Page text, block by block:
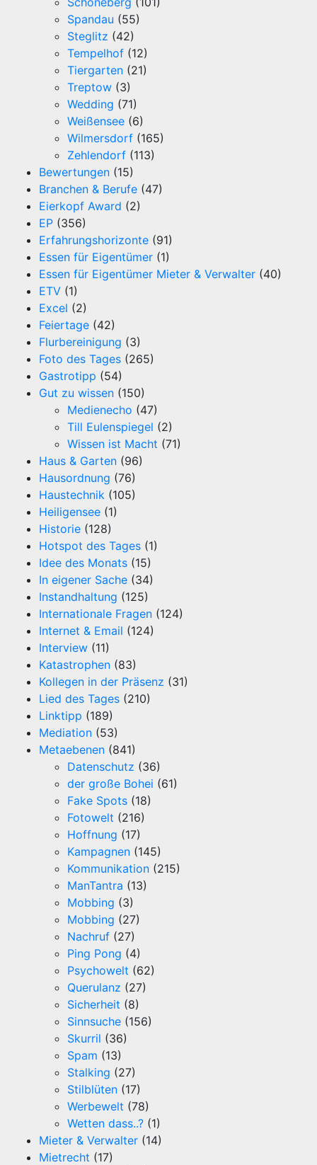
Spandau (55)
Steglitz (42)
Tempelhof (12)
Tiergarten (21)
Treptow (3)
Wedding (71)
Weißensee (6)
Wilmersdorf (165)
Zehlendorf (113)
Bewertungen (15)
Branchen & Berufe (47)
Eierkopf Award (2)
EP (356)
Erfahrungshorizonte (91)
Essen für Eigentümer (1)
Essen für Eigentümer Mieter & Verwalter (40)
ETV (1)
Excel (2)
Feiertage (42)
Flurbereinigung (3)
Foto des Tages (265)
Gastrotipp (54)
Gut zu wissen (150)
Medienecho (47)
Till Eulenspiegel (2)
Wissen ist Macht (71)
Haus & Garten (96)
Hausordnung (76)
Haustechnik (105)
Heiligensee (1)
Historie (128)
Hotspot des Tages (1)
Idee des Monats (15)
In eigener Sache (34)
Instandhaltung (125)
Internationale Fragen (124)
Internet & Email (124)
Interview (11)
Katastrophen (83)
Kollegen in der Präsenz (31)
Lied des Tages (210)
Linktipp (189)
Mediation (53)
Metaebenen (841)
Datenschutz (36)
der große Bohei (61)
Fake Spots (18)
Fotowelt (216)
Hoffnung (17)
Kampagnen (145)
Kommunikation (215)
ManTantra (13)
Mobbing (3)
Mobbing (27)
Nachruf (27)
Ping Pong (4)
Psychowelt (62)
Querulanz (27)
Sicherheit (8)
Sinnsuche (156)
Skurril (36)
Spam (13)
Stalking (27)
Stilblüten (17)
Werbewelt (78)
Wetten dass..? (1)
Mieter & Verwalter (14)
Mietrecht (17)